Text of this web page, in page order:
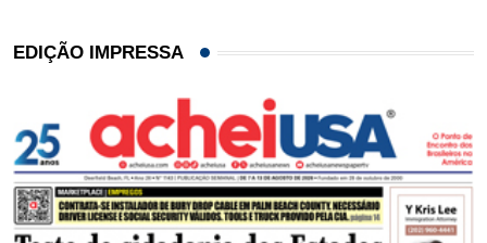
EDIÇÃO IMPRESSA